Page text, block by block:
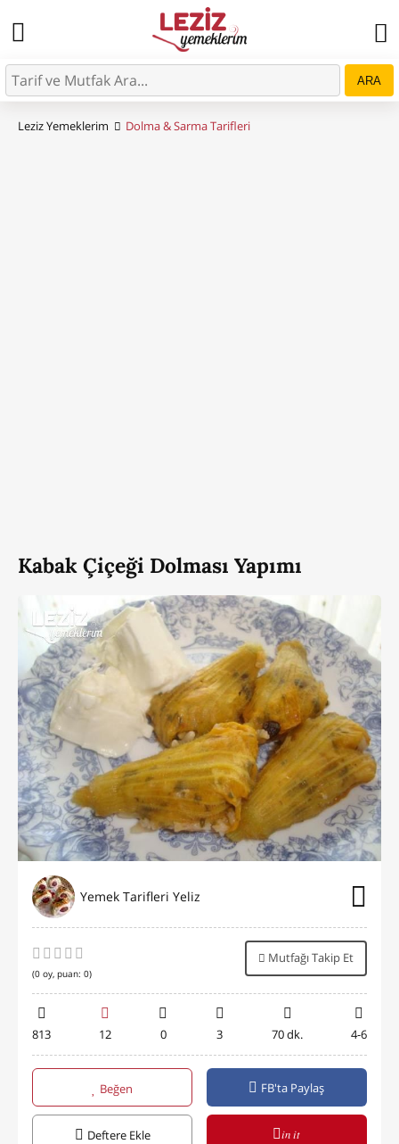
ARA
Leziz Yemeklerim Dolma & Sarma Tarifleri
Kabak Çiçeği Dolması Yapımı
Yemek Tarifleri Yeliz
(0 oy, puan: 0)
Mutfağı Takip Et
813 12 0 3 70 dk. 4-6
Beğen FB'ta Paylaş
Deftere Ekle in it